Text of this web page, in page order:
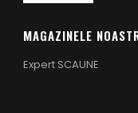
MAGAZINELE
Expert SCAUNE